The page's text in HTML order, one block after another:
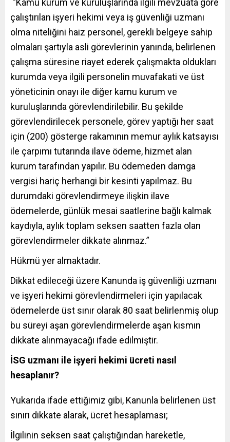
çalıştırılan işyeri hekimi veya iş güvenliği uzmanı
olma niteliğini haiz personel, gerekli belgeye sahip
olmaları şartıyla asli görevlerinin yanında, belirlenen
çalışma süresine riayet ederek çalışmakta oldukları
kurumda veya ilgili personelin muvafakati ve üst
yöneticinin onayı ile diğer kamu kurum ve
kuruluşlarında görevlendirilebilir. Bu şekilde
görevlendirilecek personele, görev yaptığı her saat
için (200) gösterge rakamının memur aylık katsayısı
ile çarpımı tutarında ilave ödeme, hizmet alan
kurum tarafından yapılır. Bu ödemeden damga
vergisi hariç herhangi bir kesinti yapılmaz. Bu
durumdaki görevlendirmeye ilişkin ilave
ödemelerde, günlük mesai saatlerine bağlı kalmak
kaydıyla, aylık toplam seksen saatten fazla olan
görevlendirmeler dikkate alınmaz.”
Hükmü yer almaktadır.
Dikkat edileceği üzere Kanunda iş güvenliği uzmanı
ve işyeri hekimi görevlendirmeleri için yapılacak
ödemelerde üst sınır olarak 80 saat belirlenmiş olup
bu süreyi aşan görevlendirmelerde aşan kısmın
dikkate alınmayacağı ifade edilmiştir.
İSG uzmanı ile işyeri hekimi ücreti nasıl
hesaplanır?
Yukarıda ifade ettiğimiz gibi, Kanunla belirlenen üst
sınırı dikkate alarak, ücret hesaplaması;
İlgilinin seksen saat çalıştığından hareketle,